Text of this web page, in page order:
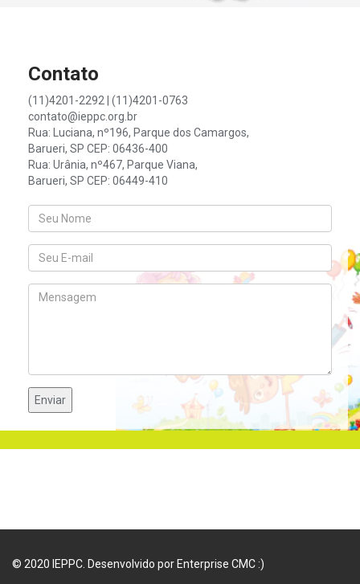
Contato
(11)4201-2292 | (11)4201-0763
contato@ieppc.org.br
Rua: Luciana, nº196, Parque dos Camargos,
Barueri, SP CEP: 06436-400
Rua: Urânia, nº467, Parque Viana,
Barueri, SP CEP: 06449-410
Enviar
© 2020 IEPPC. Desenvolvido por Enterprise CMC :)